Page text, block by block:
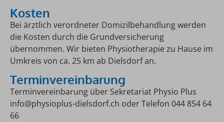
Kosten
Bei ärztlich verordneter Domizilbehandlung werden
die Kosten durch die Grundversicherung
übernommen. Wir bieten Physiotherapie zu Hause im
Umkreis von ca. 25 km ab Dielsdorf an.
Terminvereinbarung
Terminvereinbarung über Sekretariat Physio Plus
info@physioplus-dielsdorf.ch oder Telefon 044 854 64
66